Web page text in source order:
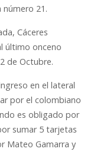
21.
Cáceres
último onceno
de Octubre.
en el lateral
por el colombiano
es obligado por
sumar 5 tarjetas
Mateo Gamarra y